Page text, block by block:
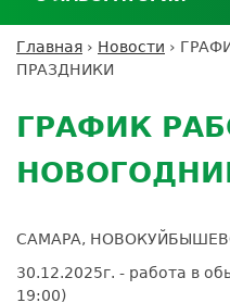
Где сдать
Выезд на дом
Подготовка к
Расшифровка
Дисконтная
ДМС
Усиление
безопасности
Контроль
Документы
Вы
Главная › Новости ›
ПРАЗДНИКИ
to
top
ГРАФИК
САМАРА,
30.12.2025г. - работа в
19:00)